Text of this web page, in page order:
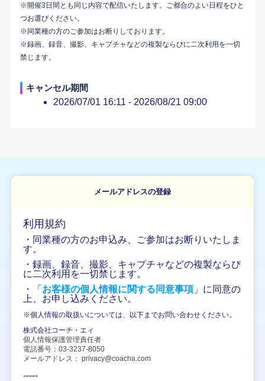
※開催3日間とも同じ内容で配信いたします。ご都合のよい日程をひと
つお選びください。
※同業種の方のご参加はお断りしております。
※録画、録音、撮影、キャプチャなどの複製ならびに二次利用を一切
禁じます。
キャンセル期間
2026/07/01 16:11 - 2026/08/21 09:00
メールアドレスの登録
利用規約
・同業種の方のお申込み、ご参加はお断りいたしま
す。
・録画、録音、撮影、キャプチャなどの複製ならび
に二次利用を一切禁じます。
・「 お客様の個人情報に関する同意事項」に同意の
上、お申し込みください。
※個人情報の取扱いについては、以下までお問い合わせください。
株式会社コーチ・エィ
個人情報保護管理責任者
電話番号：03-3237-8050
メールアドレス： privacy@coacha.com
-----